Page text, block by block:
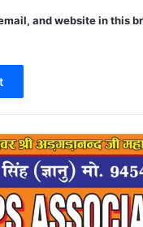
and website in this